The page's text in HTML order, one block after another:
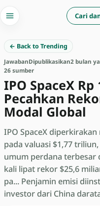
Cari
← Back to Trending
JawabanDipublikasikan2 bulan
26 sumber
IPO SpaceX
Pecahkan
Modal Global
IPO SpaceX
pada valuasi $1,77
umum perdana terbesar
kali lipat rekor $25,6
pa... Penjamin emisi
investor dari China